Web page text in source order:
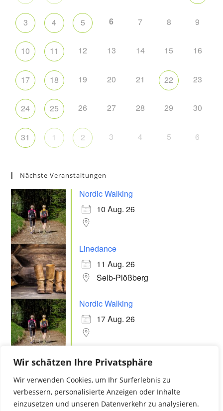
Wir schätzen Ihre Privatsphäre
Wir verwenden Cookies, um Ihr Surferlebnis zu
verbessern, personalisierte Anzeigen oder Inhalte
einzusetzen und unseren Datenverkehr zu analysieren.
3 4 5 6 7 8 9
10 11 12 13 14 15 16
17 18 19 20 21 22 23
24 25 26 27 28 29 30
31 1 2 3 4 5 6
Nächste Veranstaltungen
Nordic Walking
10 Aug. 26
Linedance
11 Aug. 26
Selb-Plößberg
Nordic Walking
17 Aug. 26
Linedance
Selb-Plößberg